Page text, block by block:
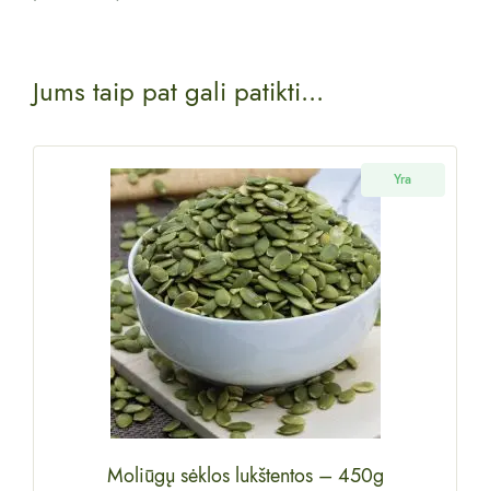
Jums taip pat gali patikti...
Yra
Moliūgų sėklos lukštentos– 450g